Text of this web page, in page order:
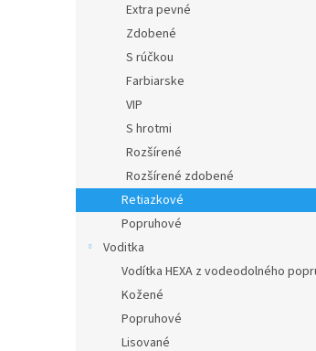
Extra pevné
Zdobené
S rúčkou
Farbiarske
VIP
S hrotmi
Rozšírené
Rozšírené zdobené
Retiazkové
Popruhové
Voditka
Vodítka HEXA z vodeodolného
Kožené
Popruhové
Lisované